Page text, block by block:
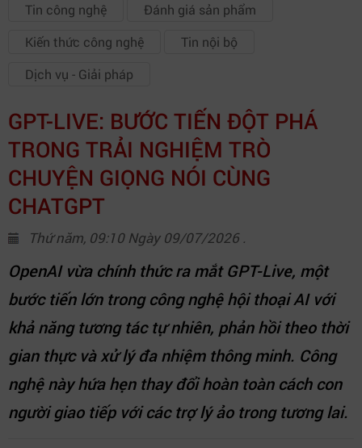
Tin công nghệ
Đánh giá sản phẩm
Kiến thức công nghệ
Tin nội bộ
Dịch vụ - Giải pháp
GPT-LIVE: BƯỚC TIẾN ĐỘT PHÁ
TRONG TRẢI NGHIỆM TRÒ
CHUYỆN GIỌNG NÓI CÙNG
CHATGPT
Thứ năm, 09:10 Ngày 09/07/2026 .
OpenAI vừa chính thức ra mắt GPT-Live, một
bước tiến lớn trong công nghệ hội thoại AI với
khả năng tương tác tự nhiên, phản hồi theo thời
gian thực và xử lý đa nhiệm thông minh. Công
nghệ này hứa hẹn thay đổi hoàn toàn cách con
người giao tiếp với các trợ lý ảo trong tương lai.